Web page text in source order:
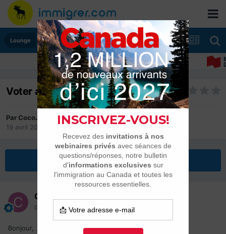
Lounge
Voter au deuxième tour ou pas
Par CocoJ
19 avril 2022
Répondre à ce sujet
CocoJ
Posté(e)19 avril 2022
Bonjour,